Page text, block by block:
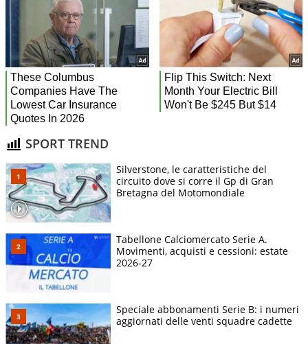
SPORT TREND
Silverstone, le caratteristiche del
circuito dove si corre il Gp di Gran
Bretagna del Motomondiale
Tabellone Calciomercato Serie A.
Movimenti, acquisti e cessioni: estate
2026-27
Speciale abbonamenti Serie B: i numeri
aggiornati delle venti squadre cadette